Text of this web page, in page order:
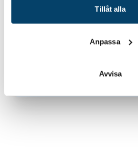
Tillåt alla
Anpassa
Avvisa
2025-05-22
22 maj 2025 kl. 9-12